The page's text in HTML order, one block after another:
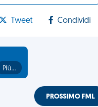
Tweet Condividi
Più…
PROSSIMO FML